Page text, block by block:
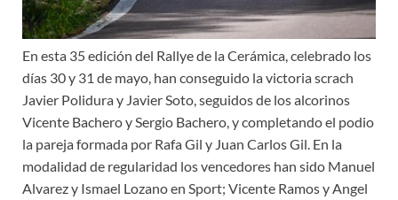
En esta 35 edición del Rallye de la Cerámica, celebrado los
días 30 y 31 de mayo, han conseguido la victoria scrach
Javier Polidura y Javier Soto, seguidos de los alcorinos
Vicente Bachero y Sergio Bachero, y completando el podio
la pareja formada por Rafa Gil y Juan Carlos Gil. En la
modalidad de regularidad los vencedores han sido Manuel
Alvarez y Ismael Lozano en Sport; Vicente Ramos y Angel